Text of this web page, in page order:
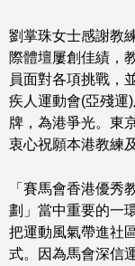
劉掌珠女士感謝教
際體壇屢創佳績，
員面對各項挑戰，
疾人運動會(亞殘運
牌，為港爭光。東
衷心祝願本港教練
「賽馬會香港優秀
劃」當中重要的一
把運動風氣帶進社
式。因為馬會深信